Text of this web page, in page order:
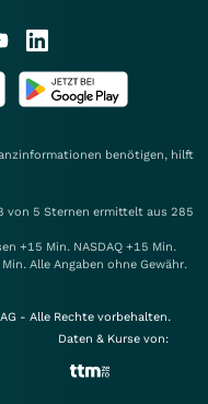
benötigen, hilft
von 5 Sternen ermittelt aus 285
+15 Min. NASDAQ +15 Min.
Alle Angaben ohne Gewähr.
- Alle Rechte vorbehalten.
Daten & Kurse von: